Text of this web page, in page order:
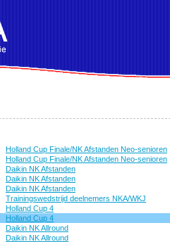
Holland Cup Finale/NK Afstanden Neo-senioren
Holland Cup Finale/NK Afstanden Neo-senioren
Daikin NK Afstanden
Daikin NK Afstanden
Daikin NK Afstanden
Trainingswedstrijd deelnemers NKA/WKJ
Holland Cup 4
Holland Cup 4
Daikin NK Allround
Daikin NK Allround